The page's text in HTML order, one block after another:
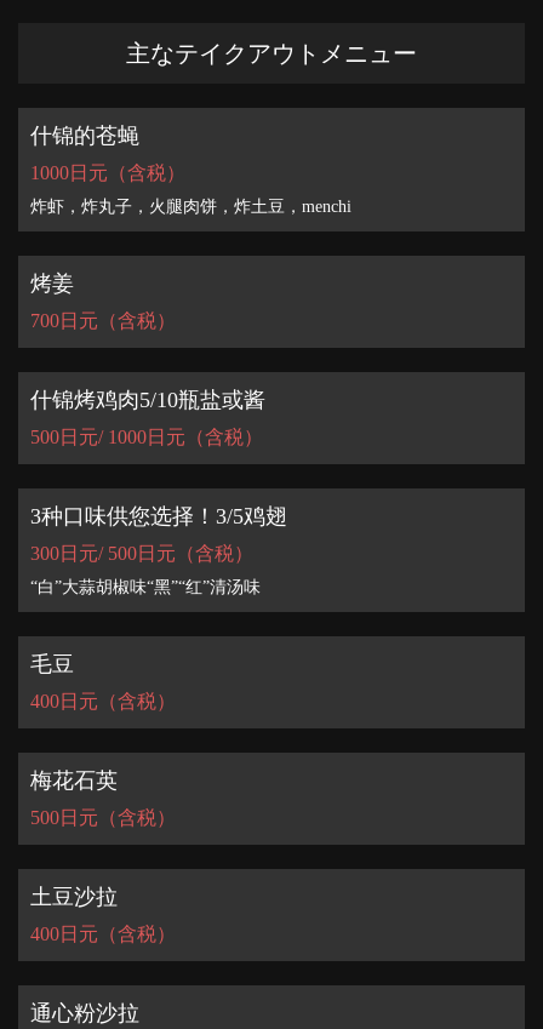
主なテイクアウトメニュー
什锦的苍蝇
1000日元（含税）
炸虾，炸丸子，火腿肉饼，炸土豆，menchi
烤姜
700日元（含税）
什锦烤鸡肉5/10瓶盐或酱
500日元/ 1000日元（含税）
3种口味供您选择！3/5鸡翅
300日元/ 500日元（含税）
“白”大蒜胡椒味“黑”“红”清汤味
毛豆
400日元（含税）
梅花石英
500日元（含税）
土豆沙拉
400日元（含税）
通心粉沙拉